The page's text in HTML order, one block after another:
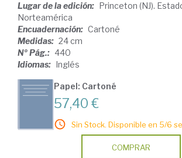
Lugar de la edición: Princeton (NJ).
Norteamérica
Encuadernación: Cartoné
Medidas: 24 cm
Nº Pág.: 440
Idiomas: Inglés
Papel: Cartoné
57,40 €
Sin Stock. Disponible en 5/6
COMPRAR